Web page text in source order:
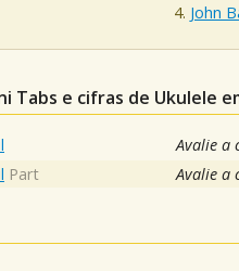
John
Tabs e cifras de Ukulele
Avalie a
Part Avalie a